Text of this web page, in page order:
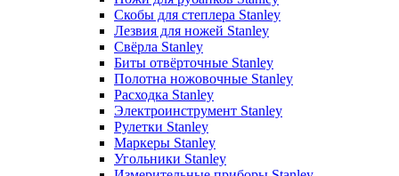
Скобы для степлера Stanley
Лезвия для ножей Stanley
Свёрла Stanley
Биты отвёрточные Stanley
Полотна ножовочные Stanley
Расходка Stanley
Электроинструмент Stanley
Рулетки Stanley
Маркеры Stanley
Угольники Stanley